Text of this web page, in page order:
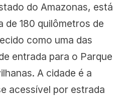
do Amazonas, está
de 180 quilômetros de
como uma das
entrada para o Parque
A cidade é a
acessível por estrada